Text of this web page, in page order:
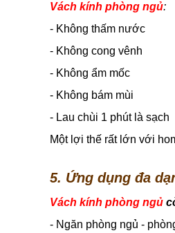
Vách kính phòng ngủ:
- Không thấm nước
- Không cong vênh
- Không ẩm mốc
- Không bám mùi
- Lau chùi 1 phút là sạch
Một lợi thế rất lớn với
5. Ứng dụng đa
Vách kính phòng ngủ
- Ngăn phòng ngủ -